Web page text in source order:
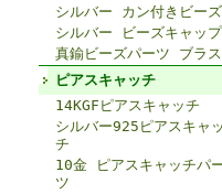
シルバー カン付きビーズ
シルバー ビーズキャップ
真鍮ビーズパーツ ブラス
ピアスキャッチ
14KGFピアスキャッチ
シルバー925ピアスキャッ
チ
10金 ピアスキャッチパ
ツ